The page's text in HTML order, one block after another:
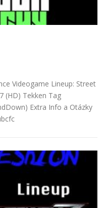
Videogame Lineup: Street
(HD) Tekken Tag
Extra Info a Otázky